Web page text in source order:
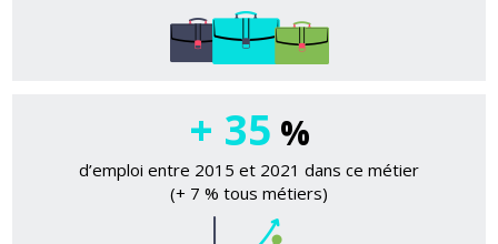
+ 35 %
d’emploi entre 2015 et 2021 dans ce métier
(+ 7 % tous métiers)